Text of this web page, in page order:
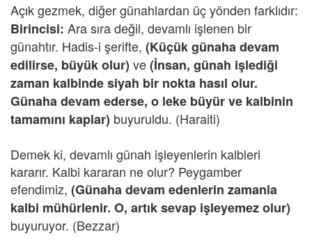
Açık gezmek, diğer günahlardan üç yönden farklıdır:
Birincisi: Ara sıra değil, devamlı işlenen bir
günahtır. Hadis-i şerifte, (Küçük günaha devam
edilirse, büyük olur) ve(İnsan, günah işlediği
zaman kalbinde siyah bir nokta hasıl olur.
Günaha devam ederse, o leke büyür ve kalbinin
tamamını kaplar) buyuruldu. (Haraiti)
Demek ki, devamlı günah işleyenlerin kalbleri
kararır. Kalbi kararan ne olur? Peygamber
efendimiz, (Günaha devam edenlerin zamanla
kalbi mühürlenir. O, artık sevap işleyemez olur)
buyuruyor. (Bezzar)